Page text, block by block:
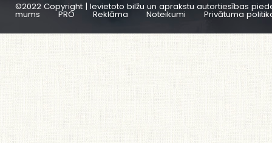
©2022 Copyright | Ievietoto bilžu un aprakstu autortiesības
mums PRO Reklāma Noteikumi Privātuma